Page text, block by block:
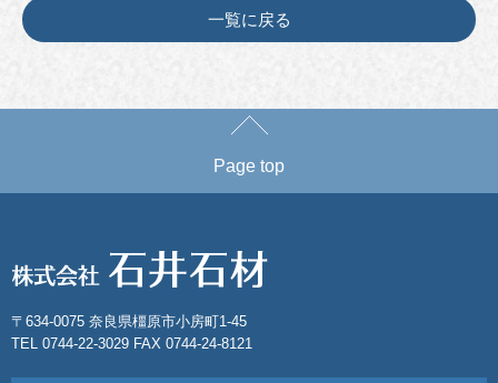
一覧に戻る
Page top
〒634-0075 奈良県橿原市小房町1-45
TEL 0744-22-3029 FAX 0744-24-8121